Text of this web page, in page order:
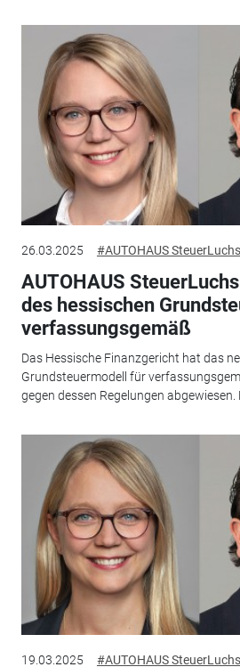
26.03.2025 #AUTOHAUS SteuerLuchs
AUTOHAUS
des hessischen
verfassungsgemäß
Das Hessische Finanzgericht hat das
Grundsteuermodell für
gegen dessen Regelungen abgewiesen.
19.03.2025 #AUTOHAUS SteuerLuchs